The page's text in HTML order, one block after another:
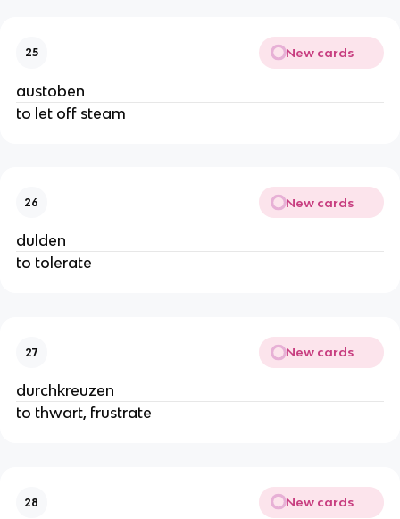
25 New cards
austoben
to let off steam
26 New cards
dulden
to tolerate
27 New cards
durchkreuzen
to thwart, frustrate
28 New cards